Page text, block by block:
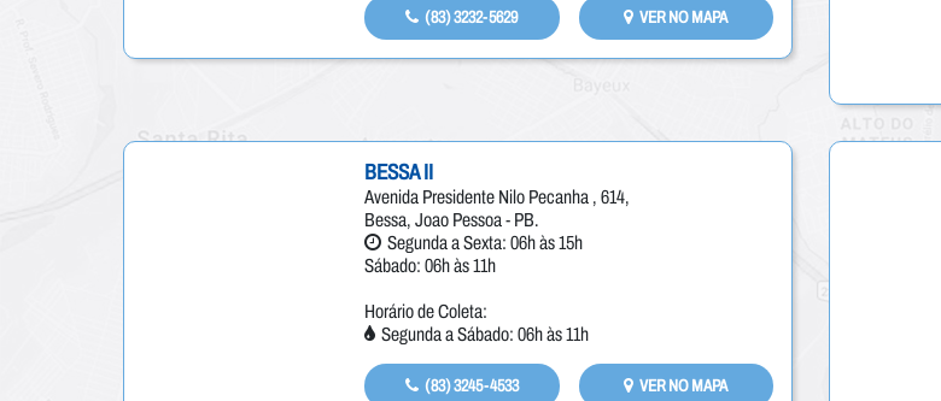
(83) 3232-5629 VER NO MAPA
BESSA II
Avenida Presidente Nilo Pecanha , 614,
Bessa, Joao Pessoa - PB.
Segunda a Sexta: 06h às 15h
Sábado: 06h às 11h
Horário de Coleta:
Segunda a Sábado: 06h às 11h
(83) 3245-4533 VER NO MAPA